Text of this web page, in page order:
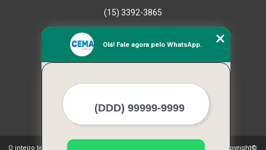
(15) 3392-3865
Empresa
Missão
Mapa do site
Mais Serviços
O inteiro teor deste site está sujeito à proteção de direitos autorais. Copyright©
Olá! Fale agora pelo WhatsApp.